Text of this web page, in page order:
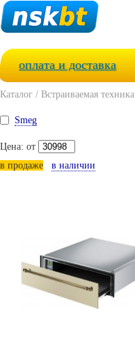
оплата и доставка
Каталог / Встраиваемая техника
Smeg
Цена: от
в продаже
в наличии